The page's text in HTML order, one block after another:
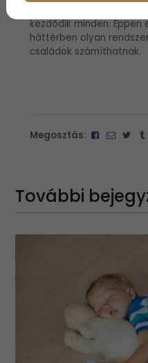
kezdődik minden.
háttérben olyan
családok számíthatnak.
Megosztás:
További